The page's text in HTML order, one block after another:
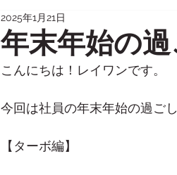
商品紹介
年末年始の
2025年1月21日
こんにちは！レイワンです。
今回は社員の年末年始の過ご
【ターボ編】